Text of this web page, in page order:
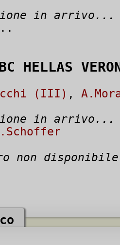
in arrivo...
HELLAS
(III) ,
in arrivo...
non disponibile